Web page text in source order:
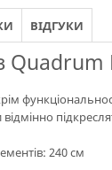
ВІДГУКИ
240 см